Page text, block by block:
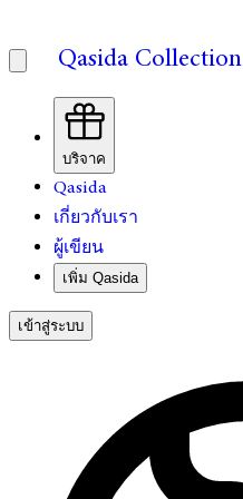
Qasida Collection
บริจาค
Qasida
เกี่ยวกับเรา
ผู้เขียน
เพิ่ม Qasida
เข้าสู่ระบบ